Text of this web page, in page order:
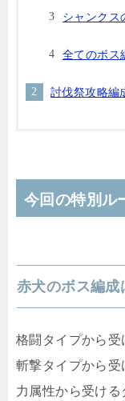
シャンクス
全てのボス
討伐祭攻略編
今回の特別ル
赤犬のボス編成
格闘タイプから受
斬撃タイプから受
力属性から受ける